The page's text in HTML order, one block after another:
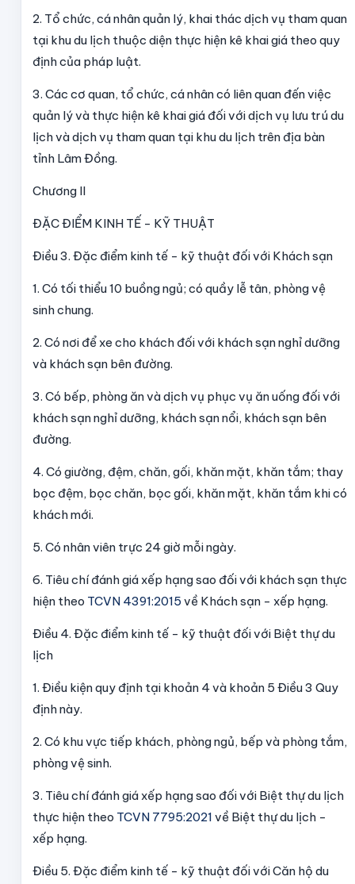
2. Tổ chức, cá nhân quản lý, khai thác dịch vụ tham quan
tại khu du lịch thuộc diện thực hiện kê khai giá theo quy
định của pháp luật.
3. Các cơ quan, tổ chức, cá nhân có liên quan đến việc
quản lý và thực hiện kê khai giá đối với dịch vụ lưu trú du
lịch và dịch vụ tham quan tại khu du lịch trên địa bàn
tỉnh Lâm Đồng.
Chương II
ĐẶC ĐIỂM KINH TẾ - KỸ THUẬT
Điều 3. Đặc điểm kinh tế - kỹ thuật đối với Khách sạn
1. Có tối thiểu 10 buồng ngủ; có quầy lễ tân, phòng vệ
sinh chung.
2. Có nơi để xe cho khách đối với khách sạn nghỉ dưỡng
và khách sạn bên đường.
3. Có bếp, phòng ăn và dịch vụ phục vụ ăn uống đối với
khách sạn nghỉ dưỡng, khách sạn nổi, khách sạn bên
đường.
4. Có giường, đệm, chăn, gối, khăn mặt, khăn tắm; thay
bọc đệm, bọc chăn, bọc gối, khăn mặt, khăn tắm khi có
khách mới.
5. Có nhân viên trực 24 giờ mỗi ngày.
6. Tiêu chí đánh giá xếp hạng sao đối với khách sạn thực
hiện theo TCVN 4391:2015 về Khách sạn - xếp hạng.
Điều 4. Đặc điểm kinh tế - kỹ thuật đối với Biệt thự du
lịch
1. Điều kiện quy định tại khoản 4 và khoản 5 Điều 3 Quy
định này.
2. Có khu vực tiếp khách, phòng ngủ, bếp và phòng tắm,
phòng vệ sinh.
3. Tiêu chí đánh giá xếp hạng sao đối với Biệt thự du lịch
thực hiện theo TCVN 7795:2021 về Biệt thự du lịch -
xếp hạng.
Điều 5. Đặc điểm kinh tế - kỹ thuật đối với Căn hộ du